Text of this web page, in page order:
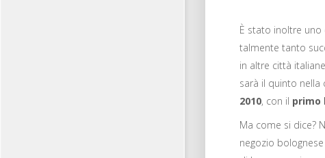
È stato inoltre uno
talmente tanto
in altre città
sarà il quinto nella
2010, con il primo
Ma come si dice?
negozio